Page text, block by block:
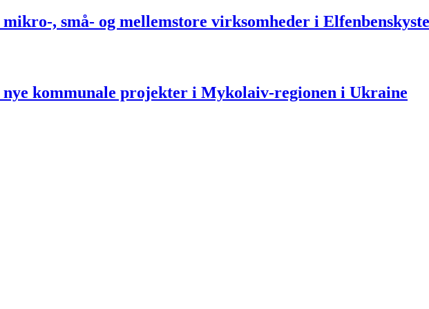
, små- og mellemstore virksomheder i
kommunale projekter i Mykolaiv-regionen i Ukraine